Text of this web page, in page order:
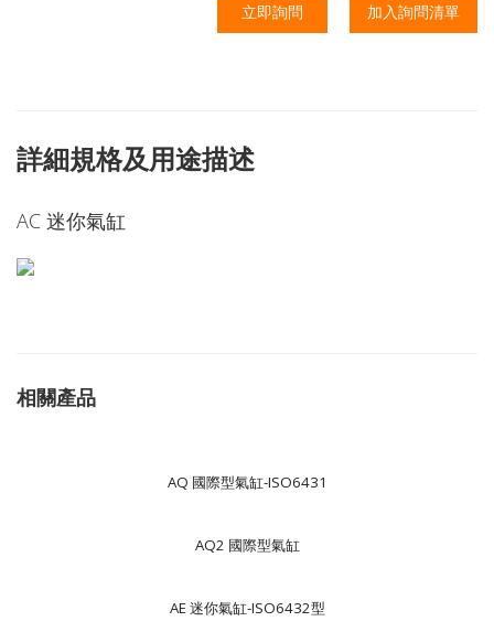
立即詢問 加入詢問清單
詳細規格及用途描述
AC 迷你氣缸
相關產品
AQ 國際型氣缸-ISO6431
AQ2 國際型氣缸
AE 迷你氣缸-ISO6432型